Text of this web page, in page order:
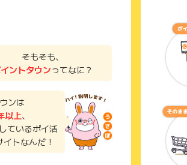
そもそも、
ントタウンってなに？
ンは
以上、
ているポイ活
トなんだ！